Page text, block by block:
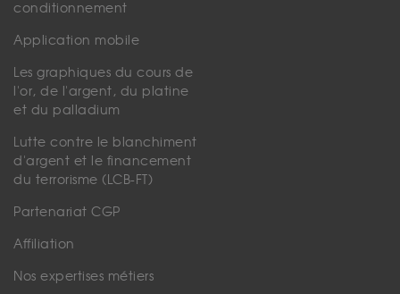
conditionnement
Application mobile
Les graphiques du cours de
l'or, de l'argent, du platine
et du palladium
Lutte contre le blanchiment
d'argent et le financement
du terrorisme (LCB-FT)
Partenariat CGP
Affiliation
Nos expertises métiers